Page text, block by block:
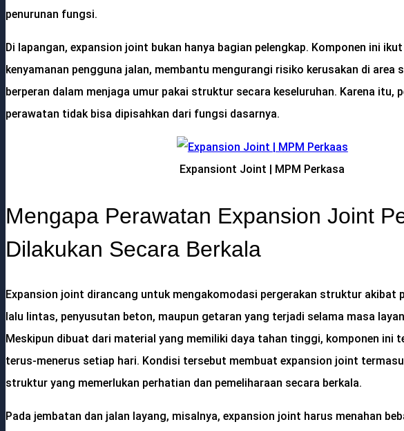
penurunan fungsi.
Di lapangan, expansion joint bukan hanya bagian pelengkap. Komponen ini
kenyamanan pengguna jalan, membantu mengurangi risiko kerusakan di area
berperan dalam menjaga umur pakai struktur secara keseluruhan. Karena itu,
perawatan tidak bisa dipisahkan dari fungsi dasarnya.
Expansiont Joint | MPM Perkasa
Mengapa Perawatan Expansion Joint
Dilakukan Secara Berkala
Expansion joint dirancang untuk mengakomodasi pergerakan struktur akibat
lalu lintas, penyusutan beton, maupun getaran yang terjadi selama masa
Meskipun dibuat dari material yang memiliki daya tahan tinggi, komponen ini
terus-menerus setiap hari. Kondisi tersebut membuat expansion joint
struktur yang memerlukan perhatian dan pemeliharaan secara berkala.
Pada jembatan dan jalan layang, misalnya, expansion joint harus menahan